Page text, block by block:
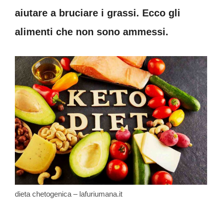
aiutare a bruciare i grassi. Ecco gli
alimenti che non sono ammessi.
dieta chetogenica – lafuriumana.it